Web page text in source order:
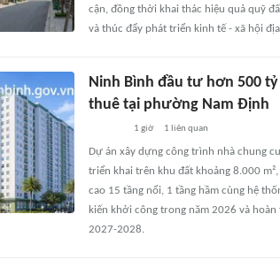
cận, đồng thời khai thác hiệu quả quỹ
và thúc đẩy phát triển kinh tế - xã hội
Ninh Bình đầu tư hơn 500
thuê tại phường Nam Định
1 giờ 1 liên quan
Dự án xây dựng công trình nhà chung
triển khai trên khu đất khoảng 8.000
cao 15 tầng nổi, 1 tầng hầm cùng hệ
kiến khởi công trong năm 2026 và
2027-2028.